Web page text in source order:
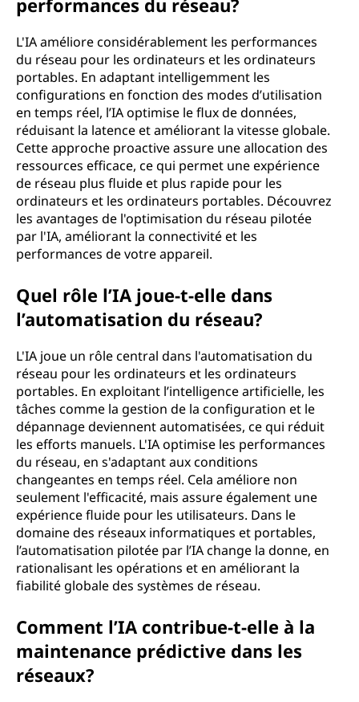
A
performances du réseau?
L'IA améliore considérablement les performances
du réseau pour les ordinateurs et les ordinateurs
portables. En adaptant intelligemment les
configurations en fonction des modes d’utilisation
en temps réel, l’IA optimise le flux de données,
réduisant la latence et améliorant la vitesse globale.
Cette approche proactive assure une allocation des
ressources efficace, ce qui permet une expérience
de réseau plus fluide et plus rapide pour les
ordinateurs et les ordinateurs portables. Découvrez
les avantages de l'optimisation du réseau pilotée
par l'IA, améliorant la connectivité et les
performances de votre appareil.
Quel rôle l’IA joue-t-elle dans
l’automatisation du réseau?
L'IA joue un rôle central dans l'automatisation du
réseau pour les ordinateurs et les ordinateurs
portables. En exploitant l’intelligence artificielle, les
tâches comme la gestion de la configuration et le
dépannage deviennent automatisées, ce qui réduit
les efforts manuels. L'IA optimise les performances
du réseau, en s'adaptant aux conditions
changeantes en temps réel. Cela améliore non
seulement l'efficacité, mais assure également une
expérience fluide pour les utilisateurs. Dans le
domaine des réseaux informatiques et portables,
l’automatisation pilotée par l’IA change la donne, en
rationalisant les opérations et en améliorant la
fiabilité globale des systèmes de réseau.
Comment l’IA contribue-t-elle à la
maintenance prédictive dans les
réseaux?